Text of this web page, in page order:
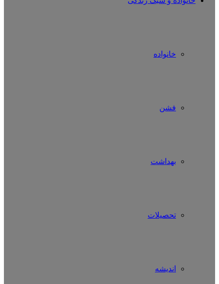
خانواده
فشن
بهداشت
تحصیلات
اندیشه